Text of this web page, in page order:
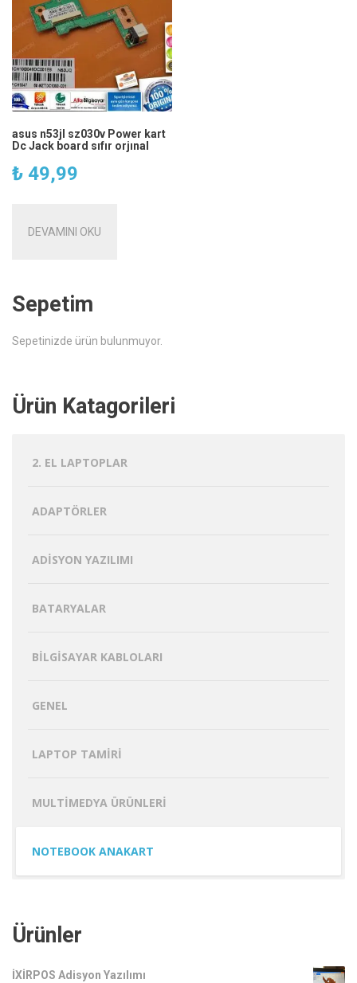
asus n53jl sz030v Power kart
Dc Jack board sıfır orjınal
₺ 49,99
DEVAMINI OKU
Sepetim
Sepetinizde ürün bulunmuyor.
Ürün Katagorileri
2. EL LAPTOPLAR
ADAPTÖRLER
ADISYON YAZILIMI
BATARYALAR
BILGISAYAR KABLOLARI
GENEL
LAPTOP TAMIRI
MULTIMEDYA ÜRÜNLERI
NOTEBOOK ANAKART
Ürünler
İXİRPOS Adisyon Yazılımı